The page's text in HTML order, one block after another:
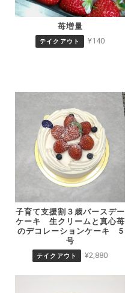
苺増量
テイクアウト ¥140
子育て支援割３歳バースデー
ケーキ 生クリームと真心苺
のデコレーションケーキ 5
号
テイクアウト ¥2,880